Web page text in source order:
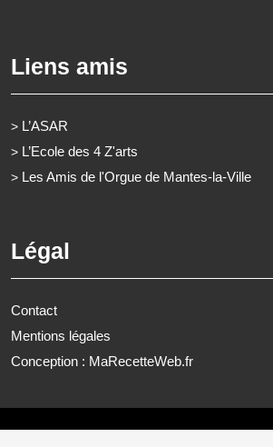
Liens amis
> L’ASAR
> L’Ecole des 4 Z'arts
> Les Amis de l'Orgue de Mantes-la-Ville
Légal
Contact
Mentions légales
Conception : MaRecetteWeb.fr